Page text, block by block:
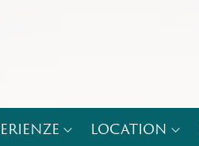
LOCATION